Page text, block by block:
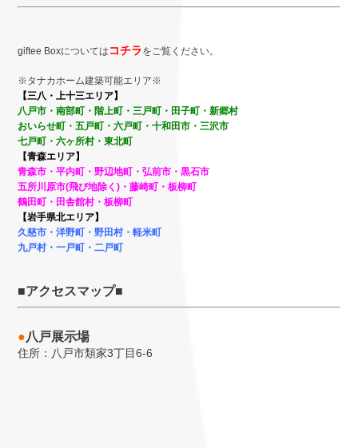
giftee Boxについては コチラをご覧ください。
※タナカホーム建築可能エリア※
【三八・上十三エリア】
八戸市・南部町・階上町・三戸町・田子町・新郷村
おいらせ町・五戸町・六戸町・十和田市・三沢市
七戸町・六ヶ所村・東北町
【青森エリア】
青森市・平内町・野辺地町・弘前市・黒石市
五所川原市(飛び地除く)・藤崎町・板柳町
鶴田町・田舎館村・板柳町
【岩手県北エリア】
久慈市・洋野町・野田村・軽米町
九戸村・一戸町・二戸町
■アクセスマップ■
●八戸展示場
住所：八戸市類家3丁目6-6